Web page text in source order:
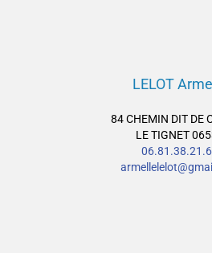
LELOT
84 CHEMIN DIT DE
LE TIGNET